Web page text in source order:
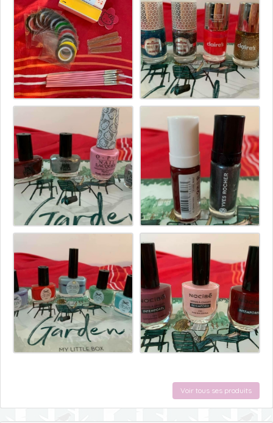
Voir tous ses produits